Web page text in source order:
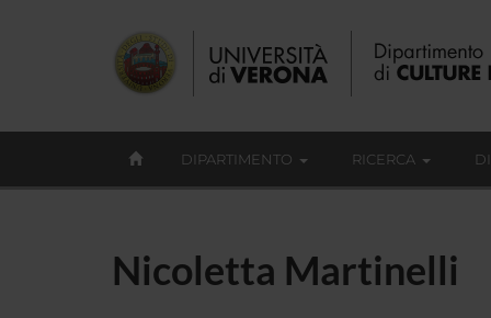
DIPARTIMENTO RICERCA
Nicoletta Martinelli